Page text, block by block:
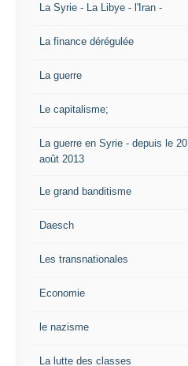
La Syrie - La Libye - l'Iran -
La finance dérégulée
La guerre
Le capitalisme;
La guerre en Syrie - depuis le 20
août 2013
Le grand banditisme
Daesch
Les transnationales
Economie
le nazisme
La lutte des classes